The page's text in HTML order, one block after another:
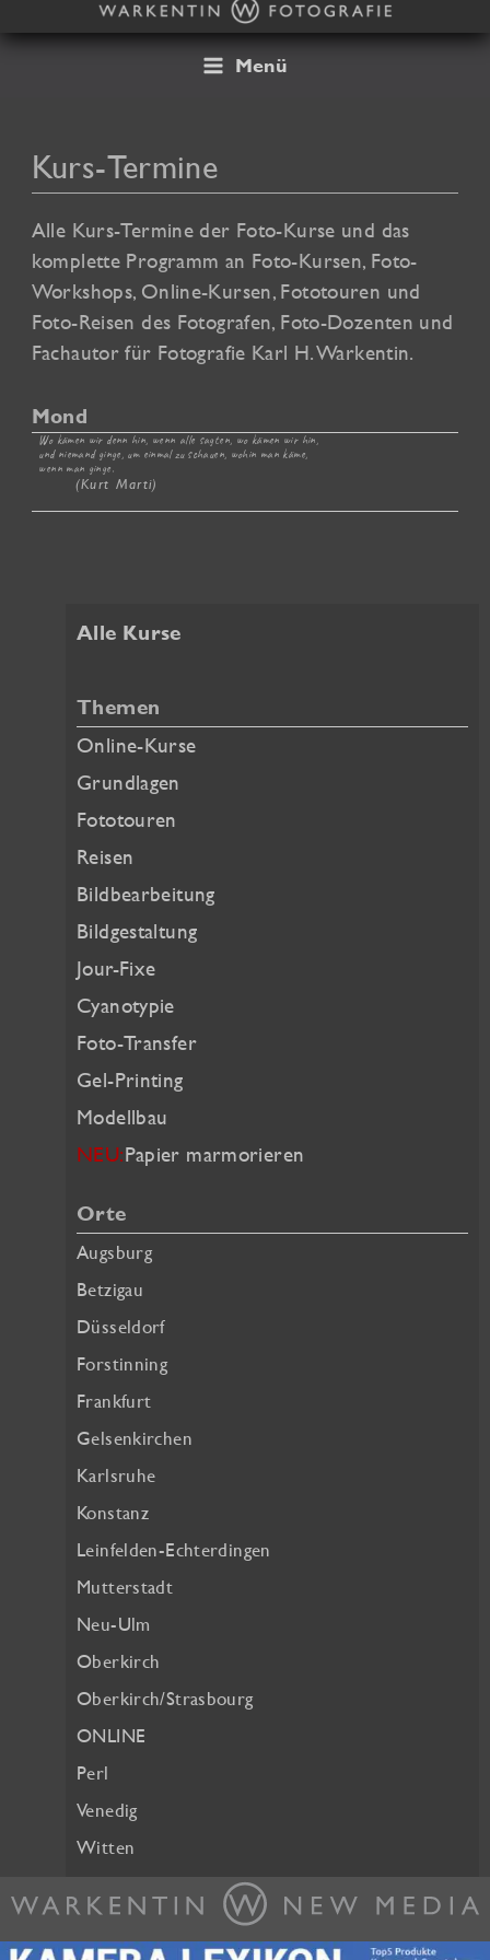
Inhalt
Menü
Kurs-Termine
Alle Kurs-Termine der Foto-Kurse und das
komplette Programm an Foto-Kursen, Foto-
Workshops, Online-Kursen, Fototouren und
Foto-Reisen des Fotografen, Foto-Dozenten und
Fachautor für Fotografie Karl H. Warkentin.
Mond
Wo kämen wir denn hin, wenn alle sagten, wo kämen wir hin,
und niemand ginge, um einmal zu schauen, wohin man käme,
wenn man ginge.
(Kurt Marti)
Alle Kurse
Themen
Online-Kurse
Grundlagen
Fototouren
Reisen
Bildbearbeitung
Bildgestaltung
Jour-Fixe
Cyanotypie
Foto-Transfer
Gel-Printing
Modellbau
NEU:Papier marmorieren
Orte
Augsburg
Betzigau
Düsseldorf
Forstinning
Frankfurt
Gelsenkirchen
Karlsruhe
Konstanz
Leinfelden-Echterdingen
Mutterstadt
Neu-Ulm
Oberkirch
Oberkirch/Strasbourg
ONLINE
Perl
Venedig
Witten